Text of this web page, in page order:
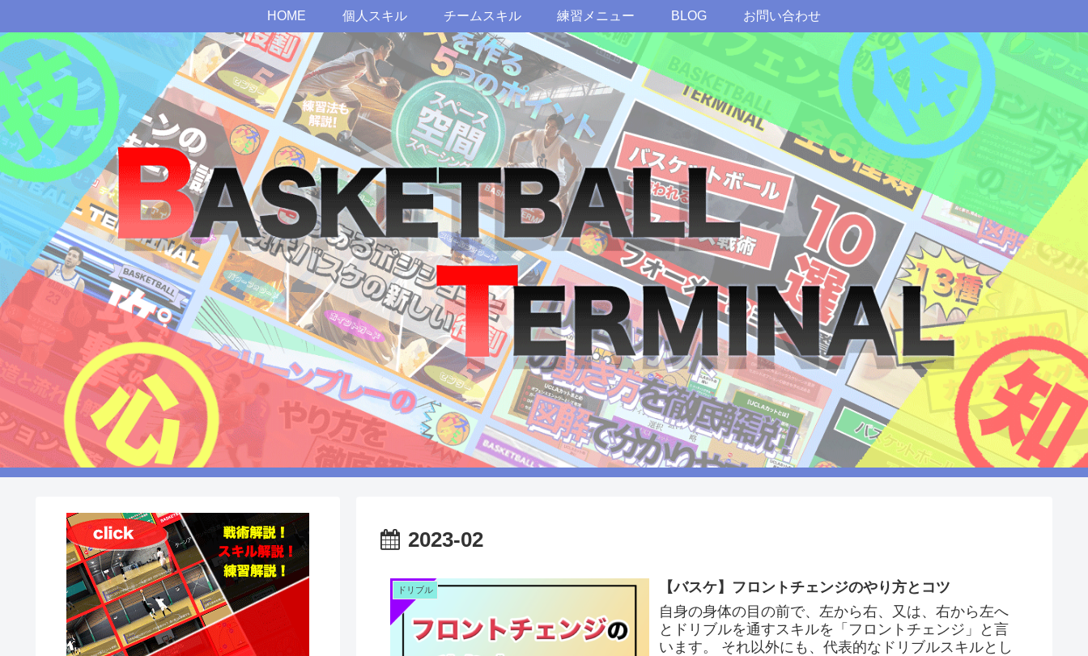
HOME 個人スキル チームスキル 練習メニュー BLOG お問い合わせ
2023-02
ドリブル
【バスケ】フロントチェンジのやり方とコツ
自身の身体の目の前で、左から右、又は、右から左へ
とドリブルを通すスキルを「フロントチェンジ」と言
います。 それ以外にも、代表的なドリブルスキルとし